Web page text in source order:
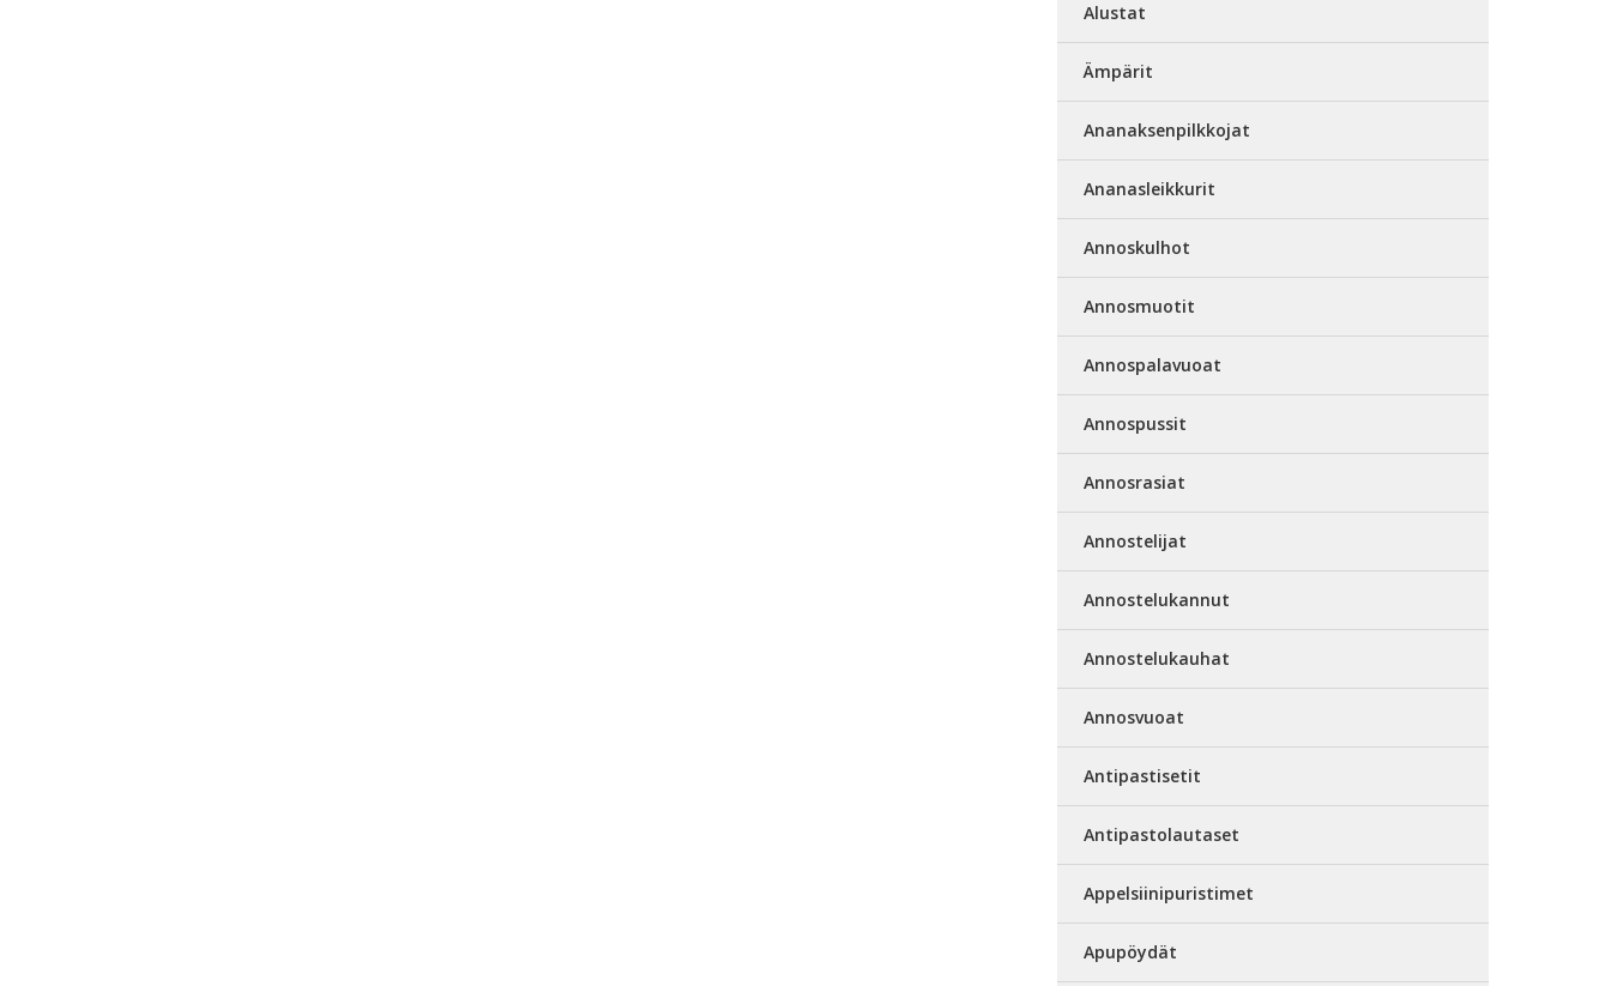
Alustat
Ämpärit
Ananaksenpilkkojat
Ananasleikkurit
Annoskulhot
Annosmuotit
Annospalavuoat
Annospussit
Annosrasiat
Annostelijat
Annostelukannut
Annostelukauhat
Annosvuoat
Antipastisetit
Antipastolautaset
Appelsiinipuristimet
Apupöydät